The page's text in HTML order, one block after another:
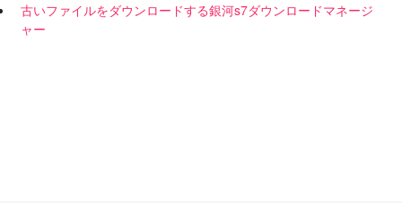
古いファイルをダウンロードする銀河s7ダウンロードマネージ
ャー